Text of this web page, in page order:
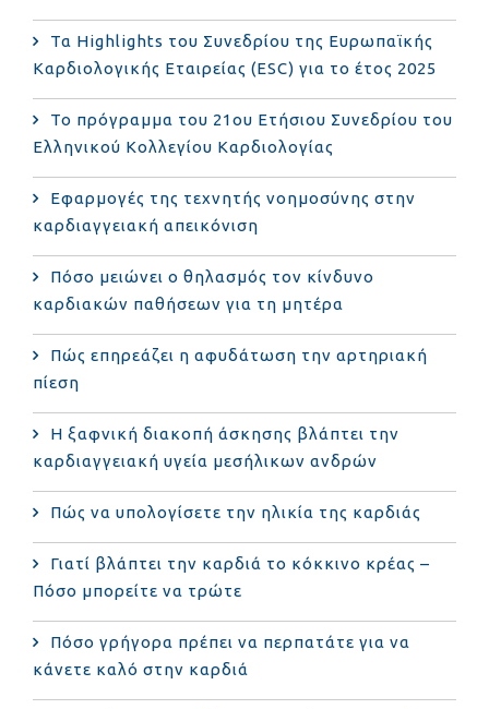
Τα Highlights του Συνεδρίου της Ευρωπαϊκής
Καρδιολογικής Εταιρείας (ESC) για το έτος 2025
Το πρόγραμμα του 21ου Ετήσιου Συνεδρίου του
Ελληνικού Κολλεγίου Καρδιολογίας
Εφαρμογές της τεχνητής νοημοσύνης στην
καρδιαγγειακή απεικόνιση
Πόσο μειώνει ο θηλασμός τον κίνδυνο
καρδιακών παθήσεων για τη μητέρα
Πώς επηρεάζει η αφυδάτωση την αρτηριακή
πίεση
Η ξαφνική διακοπή άσκησης βλάπτει την
καρδιαγγειακή υγεία μεσήλικων ανδρών
Πώς να υπολογίσετε την ηλικία της καρδιάς
Γιατί βλάπτει την καρδιά το κόκκινο κρέας –
Πόσο μπορείτε να τρώτε
Πόσο γρήγορα πρέπει να περπατάτε για να
κάνετε καλό στην καρδιά